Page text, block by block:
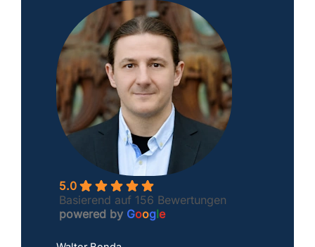
5.0
Basierend auf 156 Bewertungen
powered by Google